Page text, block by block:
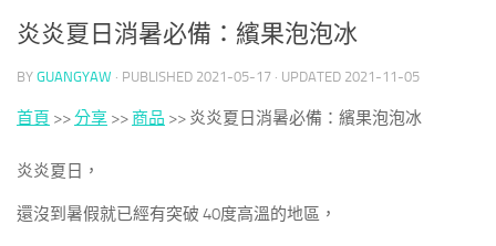
炎炎夏日消暑必備：繽果泡泡冰
BY GUANGYAW · PUBLISHED 2021-05-17 · UPDATED 2021-11-05
首頁 >>分享 >> 商品 >> 炎炎夏日消暑必備：繽果泡泡冰
炎炎夏日，
還沒到暑假就已經有突破 40度高溫的地區，